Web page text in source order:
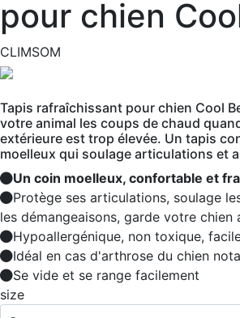
pour chien
CLIMSOM
Tapis rafraîchissant pour chien Cool
votre animal les coups de chaud
extérieure est trop élevée. Un tapis
moelleux qui soulage articulations et
Un coin moelleux, confortable et
Protège ses articulations, soulage
les démangeaisons, garde votre chien
Hypoallergénique, non toxique,
Idéal en cas d'arthrose du chien
Se vide et se range facilement
size